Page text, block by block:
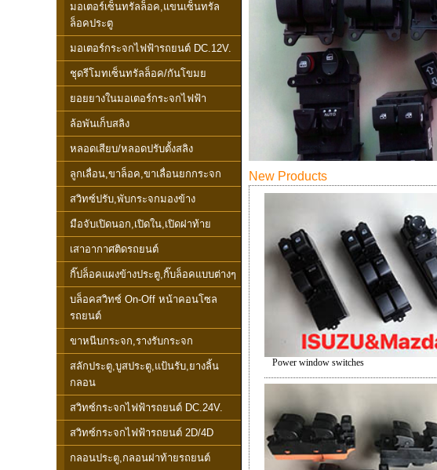
มอเตอร์เซ็นทรัลล็อค,แขนเซ็นทรัล
ล็อคประตู
มอเตอร์กระจกไฟฟ้ารถยนต์ DC.12V.
ชุดรีโมทเซ็นทรัลล็อค/กันโขมย
ยอยยางในมอเตอร์กระจกไฟฟ้า
ล้อพันเก็บสลิง
หลอดเสียบ/หลอดปรับตั้งสลิง
ลูกเลื่อน,ขาล็อค,ขาเลื่อนยกกระจก
สวิทซ์ปรับ,พับกระจกมองข้าง
มือจับเปิดนอก,เปิดใน,เปิดฝาท้าย
เสาอากาศติดรถยนต์
กิ๊ปล็อคแผงข้างประตู,กิ๊บล็อคแบบต่างๆ
บล็อคสวิทซ์ On-Off หน้าคอนโซล
รถยนต์
ขาหนีบกระจก,รางรับกระจก
สลักประตู,บูสประตู,แป้นรับ,ยางลิ้น
กลอน
สวิทซ์กระจกไฟฟ้ารถยนต์ DC.24V.
สวิทซ์กระจกไฟฟ้ารถยนต์ 2D/4D
กลอนประตู,กลอนฝาท้ายรถยนต์
New Products
Power window switches